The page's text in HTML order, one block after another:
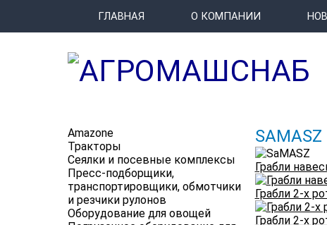
ГЛАВНАЯ О КОМПАНИИ
Amazone
Тракторы
Сеялки и посевные комплексы
Пресс-подборщики,
транспортировщики, обмотчики
и резчики рулонов
Оборудование для овощей
SAMASZ
Грабли
Грабли 2-х
Грабли 2-х